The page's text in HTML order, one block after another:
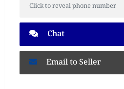
Click to reveal phone number
Chat
Email to Seller